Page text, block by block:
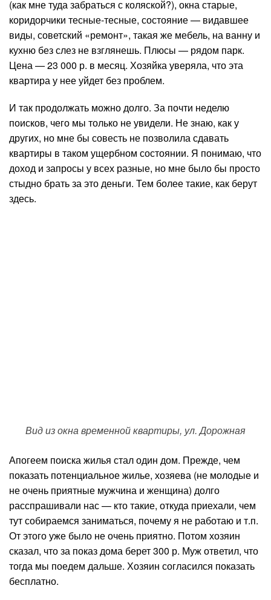
(как мне туда забраться с коляской?), окна старые,
коридорчики тесные-тесные, состояние — видавшее
виды, советский «ремонт», такая же мебель, на ванну и
кухню без слез не взглянешь. Плюсы — рядом парк.
Цена — 23 000 р. в месяц. Хозяйка уверяла, что эта
квартира у нее уйдет без проблем.
И так продолжать можно долго. За почти неделю
поисков, чего мы только не увидели. Не знаю, как у
других, но мне бы совесть не позволила сдавать
квартиры в таком ущербном состоянии. Я понимаю, что
доход и запросы у всех разные, но мне было бы просто
стыдно брать за это деньги. Тем более такие, как берут
здесь.
Вид из окна временной квартиры, ул. Дорожная
Апогеем поиска жилья стал один дом. Прежде, чем
показать потенциальное жилье, хозяева (не молодые и
не очень приятные мужчина и женщина) долго
расспрашивали нас — кто такие, откуда приехали, чем
тут собираемся заниматься, почему я не работаю и т.п.
От этого уже было не очень приятно. Потом хозяин
сказал, что за показ дома берет 300 р. Муж ответил, что
тогда мы поедем дальше. Хозяин согласился показать
бесплатно.